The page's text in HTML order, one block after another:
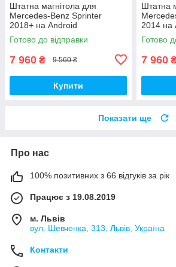
Штатна магнітола для
Mercedes-Benz Sprinter
2018+ на Android
Готово до відправки
7 960 ₴ 9 560 ₴
Купити
Штатна
2014 на
Готово
7 960
Показати ще
Про нас
100% позитивних з 66 відгуків за рік
Працює з 19.08.2019
м. Львів
вул. Шевченка, 313, Львів, Україна
Контакти